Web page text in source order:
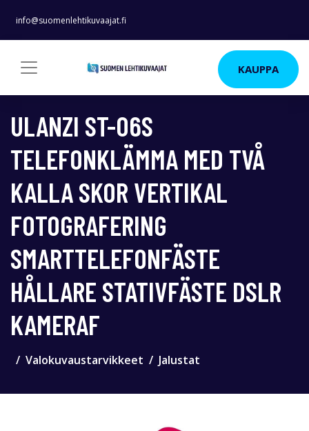
info@suomenlehtikuvaajat.fi
KAUPPA
ULANZI ST-06S
TELEFONKLÄMMA MED TVÅ
KALLA SKOR VERTIKAL
FOTOGRAFERING
SMARTTELEFONFÄSTE
HÅLLARE STATIVFÄSTE DSLR
KAMERAF
Valokuvaustarvikkeet Jalustat